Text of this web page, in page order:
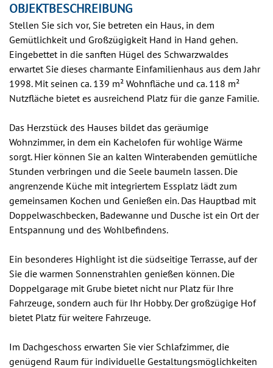
OBJEKTBESCHREIBUNG
Stellen Sie sich vor, Sie betreten ein Haus, in dem
Gemütlichkeit und Großzügigkeit Hand in Hand gehen.
Eingebettet in die sanften Hügel des Schwarzwaldes
erwartet Sie dieses charmante Einfamilienhaus aus dem Jahr
1998. Mit seinen ca. 139 m² Wohnfläche und ca. 118 m²
Nutzfläche bietet es ausreichend Platz für die ganze Familie.
Das Herzstück des Hauses bildet das geräumige
Wohnzimmer, in dem ein Kachelofen für wohlige Wärme
sorgt. Hier können Sie an kalten Winterabenden gemütliche
Stunden verbringen und die Seele baumeln lassen. Die
angrenzende Küche mit integriertem Essplatz lädt zum
gemeinsamen Kochen und Genießen ein. Das Hauptbad mit
Doppelwaschbecken, Badewanne und Dusche ist ein Ort der
Entspannung und des Wohlbefindens.
Ein besonderes Highlight ist die südseitige Terrasse, auf der
Sie die warmen Sonnenstrahlen genießen können. Die
Doppelgarage mit Grube bietet nicht nur Platz für Ihre
Fahrzeuge, sondern auch für Ihr Hobby. Der großzügige Hof
bietet Platz für weitere Fahrzeuge.
Im Dachgeschoss erwarten Sie vier Schlafzimmer, die
genügend Raum für individuelle Gestaltungsmöglichkeiten